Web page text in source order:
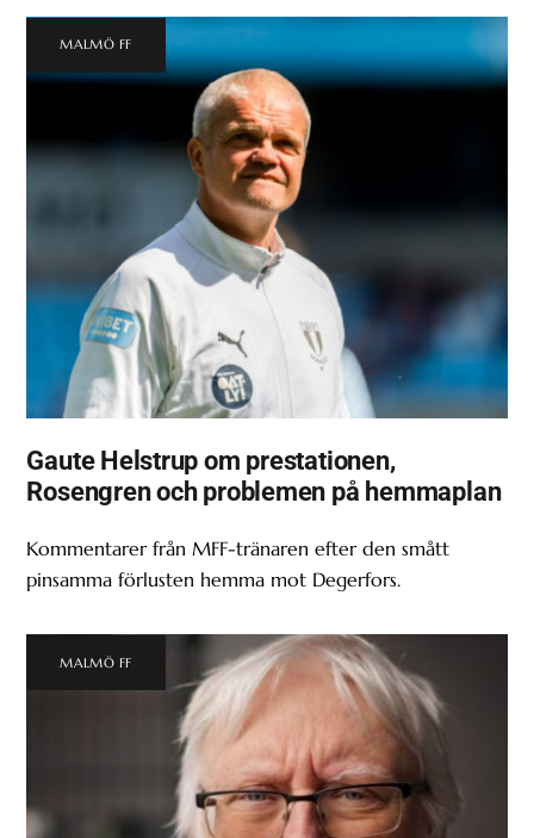
MALMÖ FF
Gaute Helstrup om prestationen,
Rosengren och problemen på hemmaplan
Kommentarer från MFF-tränaren efter den smått
pinsamma förlusten hemma mot Degerfors.
MALMÖ FF